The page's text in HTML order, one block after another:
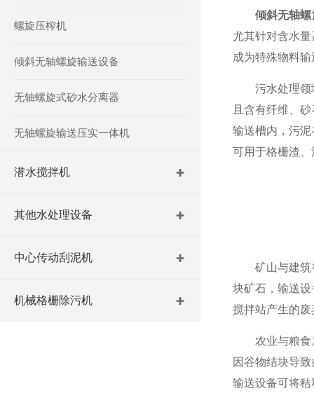
螺旋压榨机
倾斜无轴螺旋输送设备
无轴螺旋式砂水分离器
无轴螺旋输送压实一体机
潜水搅拌机
其他水处理设备
中心传动刮泥机
机械格栅除污机
倾斜无轴
尤其针对含水
成为特殊物料
污水处理领域
且含有纤维、
输送槽内，污
可用于格栅渣
矿山与建筑行
块矿石，输送
搅拌站产生的
农业与粮食加
因谷物结块导
输送设备可将